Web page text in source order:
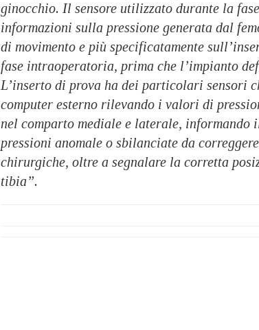
ginocchio. Il sensore utilizzato durante la
informazioni sulla pressione generata dal
di movimento e più specificatamente
fase intraoperatoria, prima che l’impianto
L’inserto di prova ha dei particolari sensori
computer esterno rilevando i valori di
nel comparto mediale e laterale, informando
pressioni anomale o sbilanciate da
chirurgiche, oltre a segnalare la corretta
tibia”.